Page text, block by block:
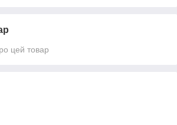
цей товар